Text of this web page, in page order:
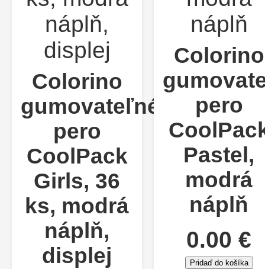
Colorino
gumovateľné
pero
CoolPack
Girls, 36
ks, modrá
náplň,
displej
Colorino
pero
Pastel,
modrá
náplň
0.00 €
Pridaď do košíka